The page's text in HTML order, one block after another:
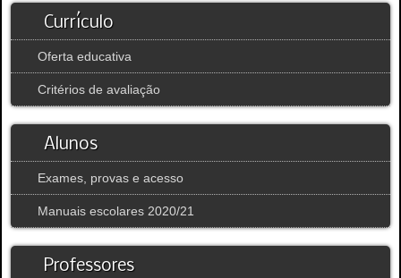
Currículo
Oferta educativa
Critérios de avaliação
Alunos
Exames, provas e acesso
Manuais escolares 2020/21
Professores